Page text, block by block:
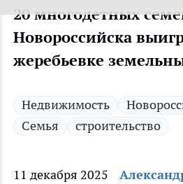
20 многодетных
Новороссийска
жеребьевке
Недвижимость
Семья
строительство
11 декабря 2025